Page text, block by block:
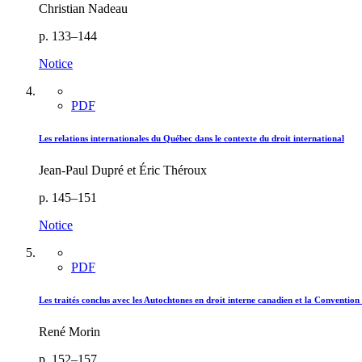
Christian Nadeau
p. 133–144
Notice
PDF
Les relations internationales du Québec dans le contexte du droit international
Jean-Paul Dupré et Éric Théroux
p. 145–151
Notice
PDF
Les traités conclus avec les Autochtones en droit interne canadien et la
René Morin
p. 152–157